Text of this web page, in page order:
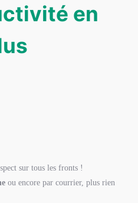
en
sur tous les fronts !
ou encore par courrier, plus rien